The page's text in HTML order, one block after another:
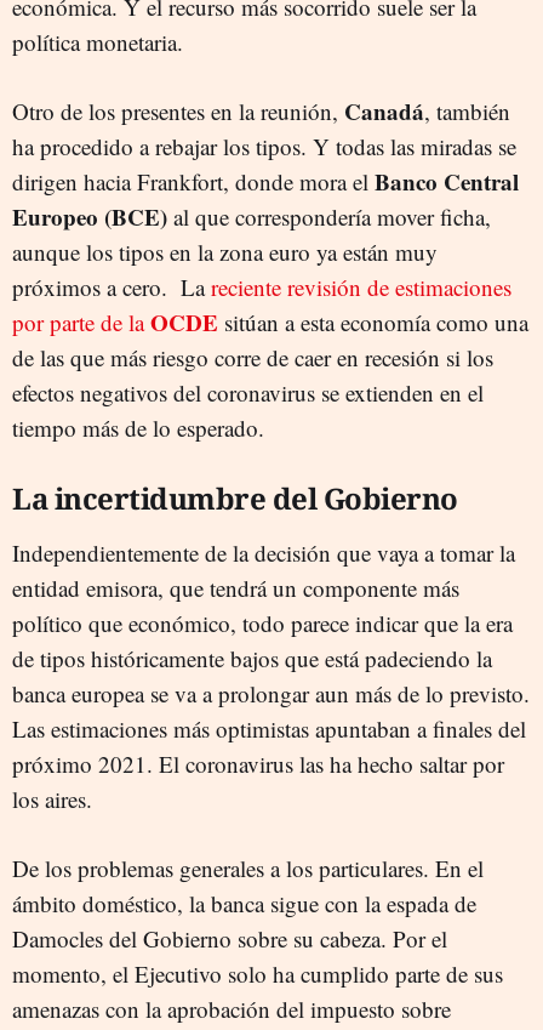
económica. Y el recurso más socorrido suele ser la
política monetaria.
Otro de los presentes en la reunión, Canadá, también
ha procedido a rebajar los tipos. Y todas las miradas se
dirigen hacia Frankfort, donde mora el Banco Central
Europeo (BCE) al que correspondería mover ficha,
aunque los tipos en la zona euro ya están muy
próximos a cero. Lareciente revisión de estimaciones
por parte de laOCDE sitúan a esta economía como una
de las que más riesgo corre de caer en recesión si los
efectos negativos del coronavirus se extienden en el
tiempo más de lo esperado.
La incertidumbre del Gobierno
Independientemente de la decisión que vaya a tomar la
entidad emisora, que tendrá un componente más
político que económico, todo parece indicar que la era
de tipos históricamente bajos que está padeciendo la
banca europea se va a prolongar aun más de lo previsto.
Las estimaciones más optimistas apuntaban a finales del
próximo 2021. El coronavirus las ha hecho saltar por
los aires.
De los problemas generales a los particulares. En el
ámbito doméstico, la banca sigue con la espada de
Damocles del Gobierno sobre su cabeza. Por el
momento, el Ejecutivo solo ha cumplido parte de sus
amenazas con la aprobación del impuesto sobre